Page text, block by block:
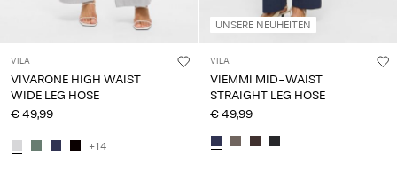
VILA
VIVARONE HIGH WAIST
WIDE LEG HOSE
€ 49,99
+14
UNSERE NEUHEITEN
VILA
VIEMMI MID-WAIST
STRAIGHT LEG HOSE
€ 49,99